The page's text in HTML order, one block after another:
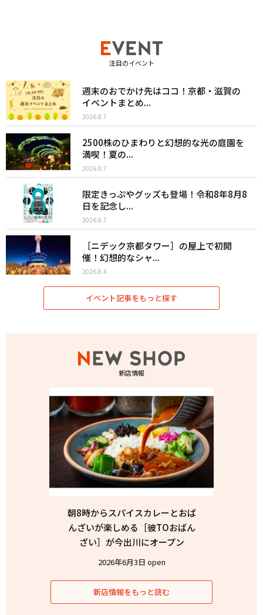
注目のイベント
週末のおでかけ先はココ！京都・滋賀の
イベントまとめ...
2026.8.7
2500株のひまわりと幻想的な光の庭園を
満喫！夏の...
2026.8.7
限定きっぷやグッズも登場！令和8年8月8
日を記念し...
2026.8.7
［ニデック京都タワー］の屋上で初開
催！幻想的なシャ...
2026.8.4
イベント記事をもっと探す
新店情報
朝8時からスパイスカレーとおば
んざいが楽しめる［彼TOおばん
ざい］が今出川にオープン
2026年6月3日 open
新店情報をもっと読む